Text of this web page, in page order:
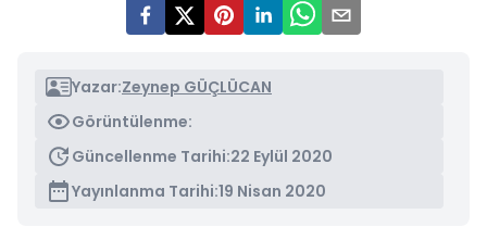
Yazar:Zeynep GÜÇLÜCAN
Görüntülenme:
Güncellenme Tarihi:22 Eylül 2020
Yayınlanma Tarihi:19 Nisan 2020